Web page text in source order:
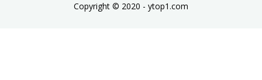
Copyright © 2020 - ytop1.com